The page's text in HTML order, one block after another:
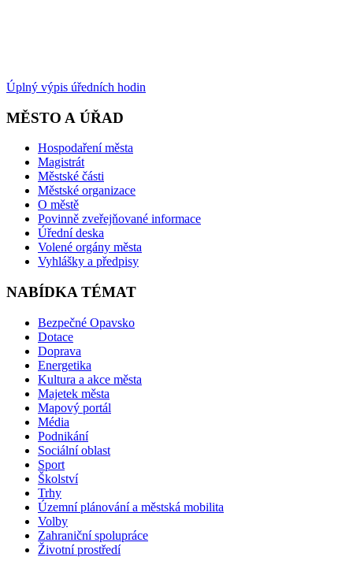
Úplný výpis úředních hodin
MĚSTO A ÚŘAD
Hospodaření města
Magistrát
Městské části
Městské organizace
O městě
Povinně zveřejňované informace
Úřední deska
Volené orgány města
Vyhlášky a předpisy
NABÍDKA TÉMAT
Bezpečné Opavsko
Dotace
Doprava
Energetika
Kultura a akce města
Majetek města
Mapový portál
Média
Podnikání
Sociální oblast
Sport
Školství
Trhy
Územní plánování a městská mobilita
Volby
Zahraniční spolupráce
Životní prostředí